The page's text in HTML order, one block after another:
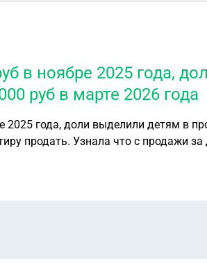
в ноябре 2025 года,
руб в марте 2026 года
года, доли выделили детям в
продать. Узнала что с продажи
же за 4 000 000 руб